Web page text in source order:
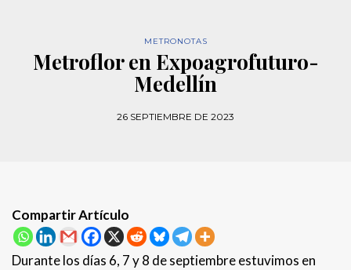
METRONOTAS
Metroflor en Expoagrofuturo-
Medellín
26 SEPTIEMBRE DE 2023
Compartir Artículo
Durante los días 6, 7 y 8 de septiembre estuvimos en